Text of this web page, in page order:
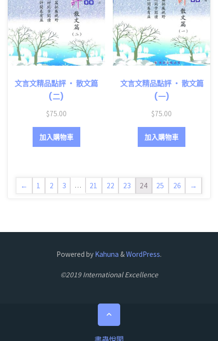
文言文精品點評 ‧ 散文篇
(二)
$75.00
加入購物車
文言文精品點評 ‧ 散文篇
(一)
$75.00
加入購物車
← 1 2 3 … 21 22 23 24 25 26 →
Powered by Kahuna &WordPress.
©2019 International Excellence
Back
to
Top